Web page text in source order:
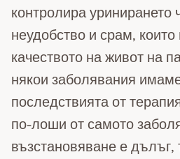
контролира уринирането
неудобство и срам,
качеството на живот на
някои заболявания
последствията от
по-лоши от самото
възстановяване е